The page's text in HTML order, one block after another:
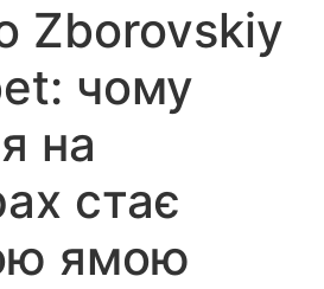
Zborovskiy
чому
на
стає
ямою